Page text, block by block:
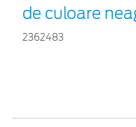
de culoare
2362483